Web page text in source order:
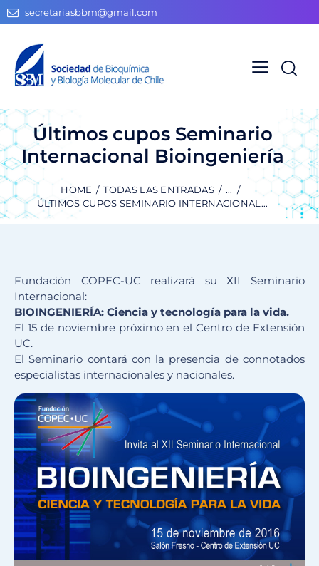
secretariasbbm@gmail.com
Últimos cupos Seminario
Internacional Bioingeniería
HOME TODAS LAS ENTRADAS
...
ÚLTIMOS CUPOS SEMINARIO INTERNACIONAL...
Fundación COPEC-UC realizará su XII Seminario
Internacional:
BIOINGENIERÍA: Ciencia y tecnología para la vida.
El 15 de noviembre próximo en el Centro de Extensión
UC.
El Seminario contará con la presencia de connotados
especialistas internacionales y nacionales.